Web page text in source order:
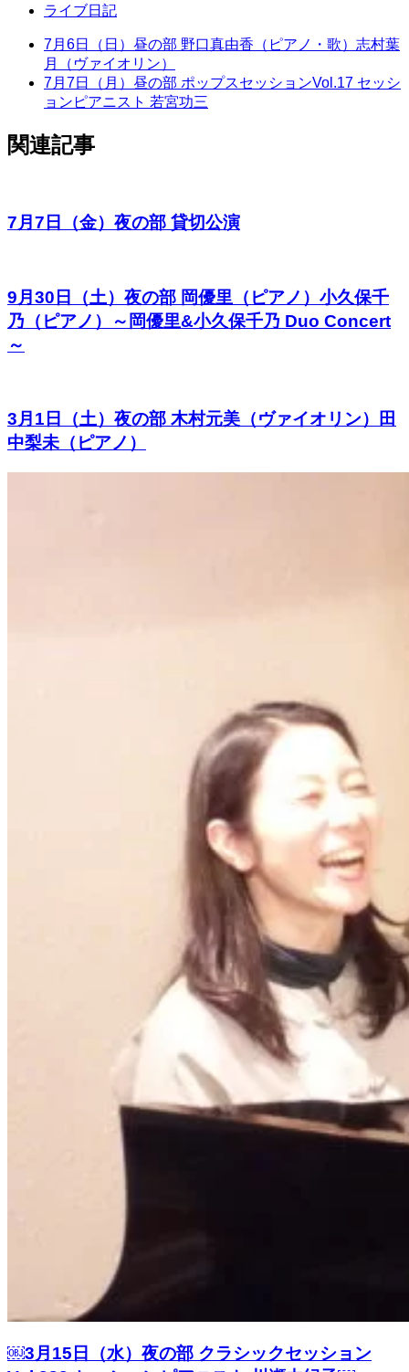
ライブ日記
7月6日（日）昼の部 野口真由香（ピアノ・歌）志村葉
月（ヴァイオリン）
7月7日（月）昼の部 ポップスセッションVol.17 セッシ
ョンピアニスト 若宮功三
関連記事
7月7日（金）夜の部 貸切公演
9月30日（土）夜の部 岡優里（ピアノ）小久保千
乃（ピアノ）～岡優里&小久保千乃 Duo Concert
～
3月1日（土）夜の部 木村元美（ヴァイオリン）田
中梨未（ピアノ）
￼3月15日（水）夜の部 クラシックセッション